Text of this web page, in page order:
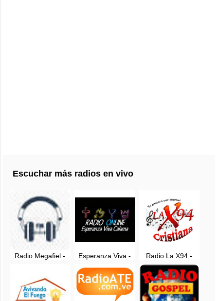
Escuchar más radios en vivo
Radio Megafiel -
Esperanza Viva -
Chile
Radio La X94 -
Radio en vivo -
Cristiana Gospel